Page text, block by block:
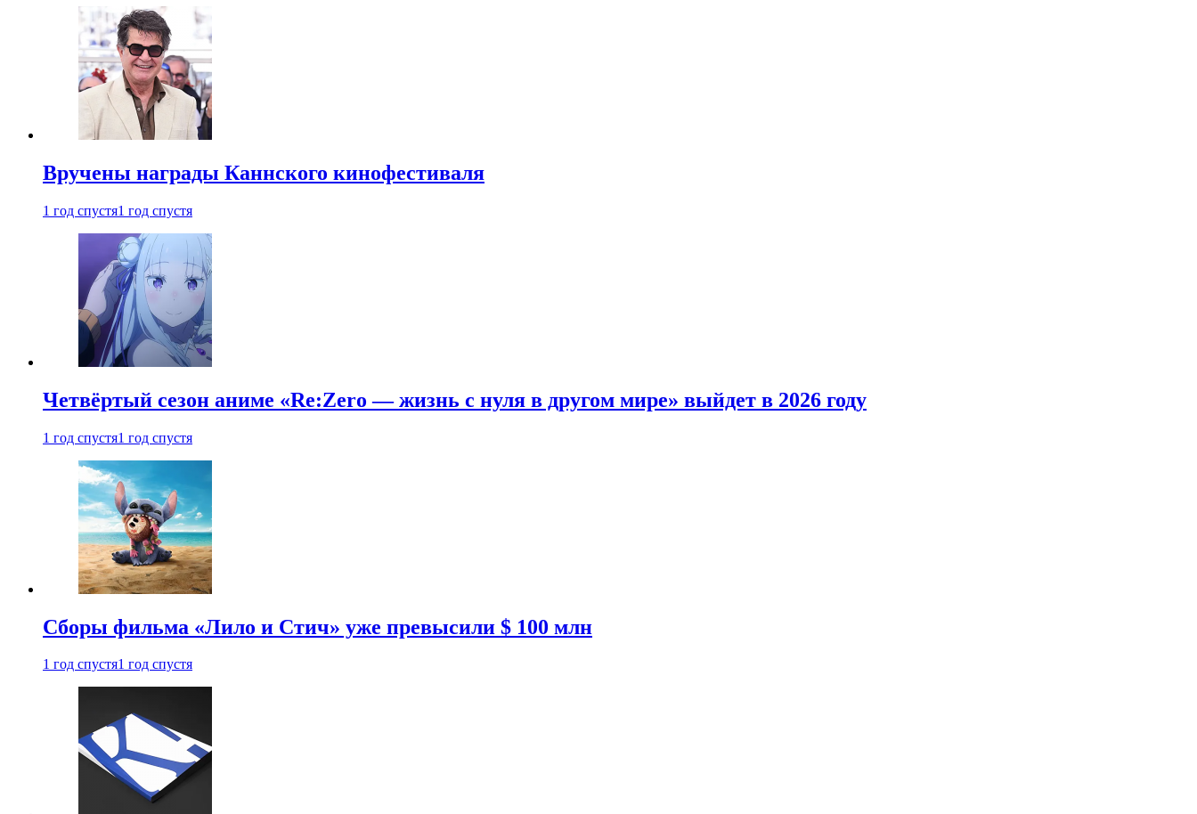
Вручены награды Каннского кинофестиваля
1 год спустя1 год спустя
Четвёртый сезон аниме «Re:Zero — жизнь с нуля в другом мире» выйдет в 2026 году
1 год спустя1 год спустя
Сборы фильма «Лило и Стич» уже превысили $ 100 млн
1 год спустя1 год спустя